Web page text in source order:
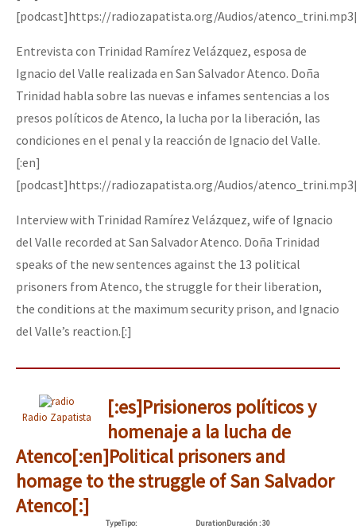
[podcast]https://radiozapatista.org/Audios/
Entrevista con Trinidad Ramírez Velázquez, esposa de
Ignacio del Valle realizada en San Salvador Atenco. Doña
Trinidad habla sobre las nuevas e infames sentencias a los
presos políticos de Atenco, la lucha por la liberación, las
condiciones en el penal y la reacción de Ignacio del Valle.
[:en]
[podcast]https://radiozapatista.org/Audios/
Interview with Trinidad Ramírez Velázquez, wife of Ignacio
del Valle recorded at San Salvador Atenco. Doña Trinidad
speaks of the new sentences against the 13 political
prisoners from Atenco, the struggle for their liberation,
the conditions at the maximum security prison, and Ignacio
del Valle’s reaction.[:]
Radio Zapatista
[:es]Prisioneros políticos y
homenaje a la lucha de
Atenco[:en]Political prisoners and
homage to the struggle of San Salvador
Atenco[:]
TypeTipo:
DurationDuración: 30